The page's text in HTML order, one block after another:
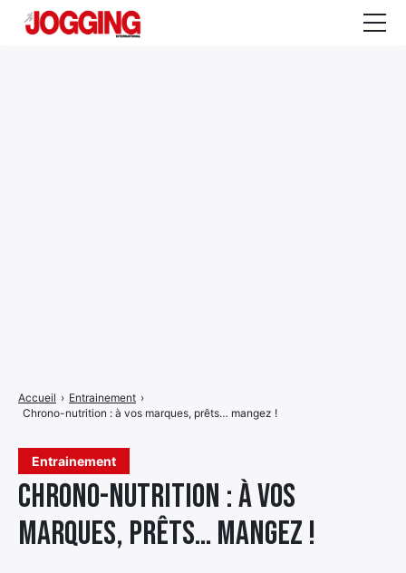
Entrainement
Chrono-nutrition : à vos
marques, prêts… mangez !
Accueil › Entrainement ›
Chrono-nutrition : à vos marques, prêts… mangez !
menu
menu
de
menu